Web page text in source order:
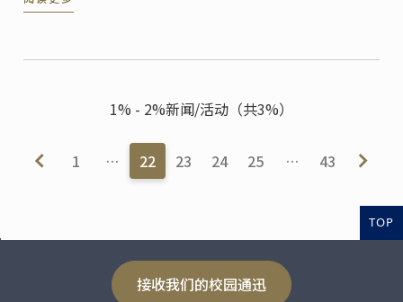
1% - 2%新闻/活动（共3%）
1 … 22 23 24 25 … 43
TOP
接收我们的校园通迅